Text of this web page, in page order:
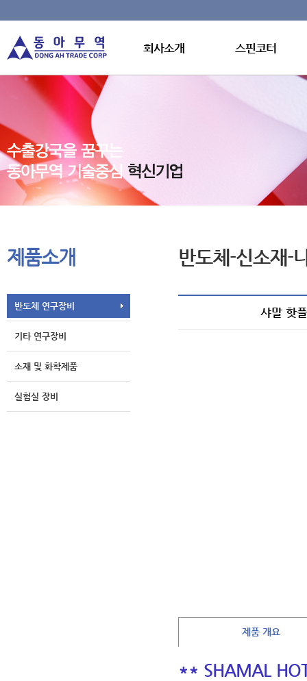
회사소개 스핀코터
제품소개
반도체 연구장비
기타 연구장비
소재 및 화학제품
실험실 장비
반도체-신소재-
샤말 핫
제품 개요
** SHAMAL